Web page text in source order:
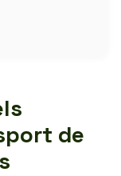
de